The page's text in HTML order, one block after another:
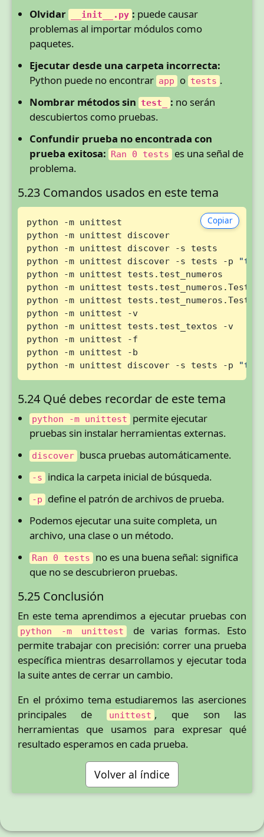
Olvidar
__init__.py : puede causar
problemas al importar módulos como
paquetes.
Ejecutar desde una carpeta incorrecta:
Python puede no encontrar app o tests .
Nombrar métodos sin test_ : no serán
descubiertos como pruebas.
Confundir prueba no encontrada con
prueba exitosa: Ran 0 tests es una señal de
problema.
5.23 Comandos usados en este tema
Copiar
python -m unittest
python -m unittest discover
python -m unittest discover -s tests
python -m unittest discover -s tests -p
python -m unittest tests.test_numeros
python -m unittest
python -m unittest
python -m unittest -v
python -m unittest tests.test_textos -v
python -m unittest -f
python -m unittest -b
python -m unittest discover -s tests -p
5.24 Qué debes recordar de este tema
python -m unittest permite ejecutar
pruebas sin instalar herramientas externas.
discover busca pruebas automáticamente.
-s indica la carpeta inicial de búsqueda.
-p define el patrón de archivos de prueba.
Podemos ejecutar una suite completa, un
archivo, una clase o un método.
Ran 0 tests no es una buena señal: significa
que no se descubrieron pruebas.
5.25 Conclusión
En este tema aprendimos a ejecutar pruebas con
python -m unittest de varias formas. Esto
permite trabajar con precisión: correr una prueba
específica mientras desarrollamos y ejecutar toda
la suite antes de cerrar un cambio.
En el próximo tema estudiaremos las aserciones
principales de
unittest , que son las
herramientas que usamos para expresar qué
resultado esperamos en cada prueba.
Volver al índice